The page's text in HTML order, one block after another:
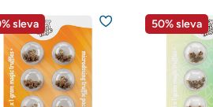
sleva 50% sleva